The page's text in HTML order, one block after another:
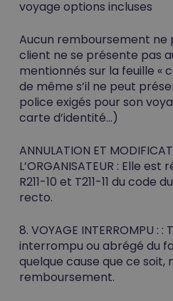
voyage options incluses
Aucun remboursement ne
client ne se présente pas
mentionnés sur la feuille «
de même s’il ne peut
police exigés pour son
carte d’identité…)
ANNULATION ET
L’ORGANISATEUR : Elle est
R211-10 et T211-11 du code
recto.
8. VOYAGE INTERROMPU : :
interrompu ou abrégé du
quelque cause que ce soit,
remboursement.